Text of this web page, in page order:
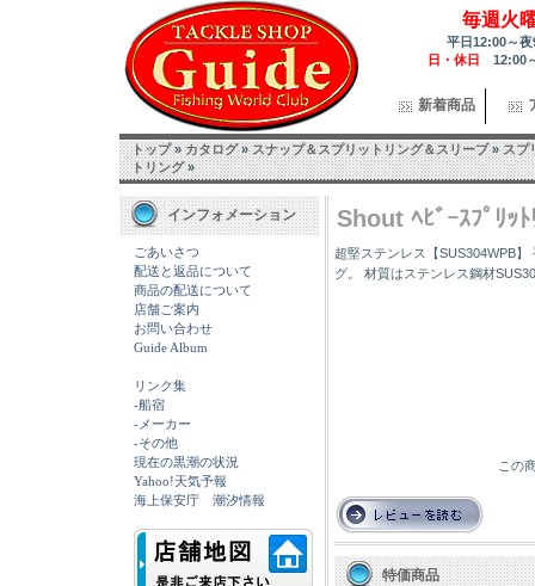
毎週火
平日12:00～
日・休日 12:00
新着商品
トップ»カタログ»スナップ＆スプリットリング＆スリーブ»スプ
トリング»
インフォメーション
ごあいさつ
配送と返品について
商品の配送について
店舗ご案内
お問い合わせ
Guide Album
リンク集
-船宿
-メーカー
-その他
現在の黒潮の状況
Yahoo!天気予報
海上保安庁 潮汐情報
Shout ﾍﾋﾞｰｽﾌﾟﾘｯ
超堅ステンレス【SUS304WPB
グ。 材質はステンレス鋼材
この
特価商品